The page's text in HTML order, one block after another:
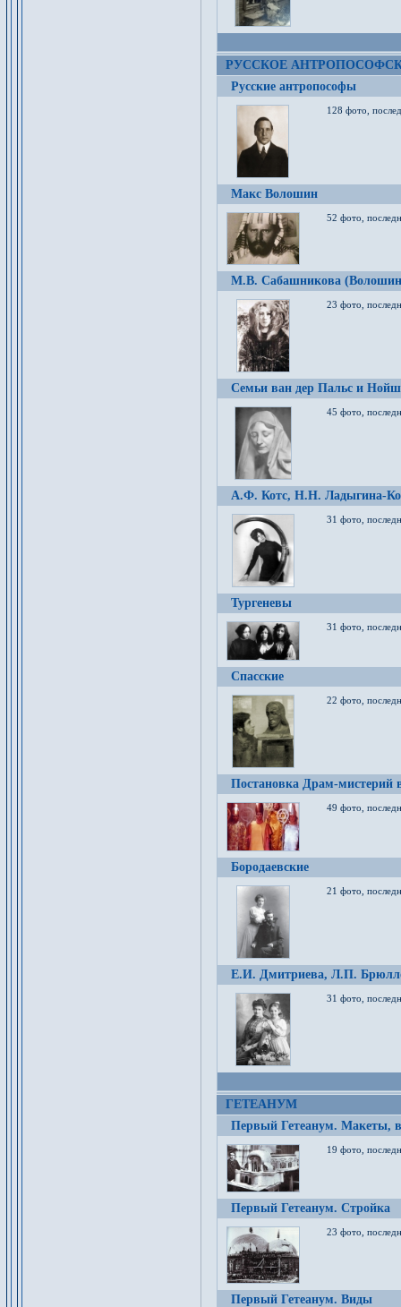
РУССКОЕ
Русские антропософы
128 фото,
Макс Волошин
52 фото,
М.В. Сабашникова
23 фото,
Семьи ван дер Пальс и
45 фото,
А.Ф. Котс, Н.Н. Ладыгина-
31 фото,
Тургеневы
31 фото,
Спасские
22 фото,
Постановка Драм-мистерий
49 фото,
Бородаевские
21 фото,
Е.И. Дмитриева, Л.П.
31 фото,
ГЕТЕАНУМ
Первый Гетеанум. Макеты,
19 фото,
Первый Гетеанум. Стройка
23 фото,
Первый Гетеанум. Виды